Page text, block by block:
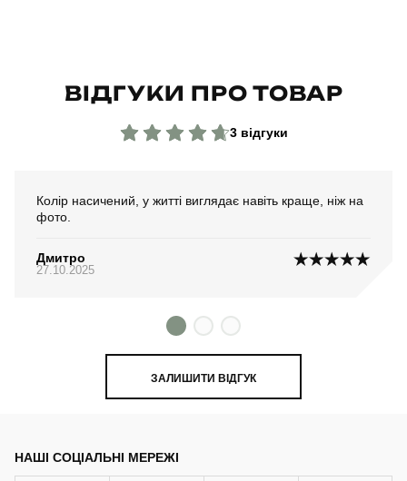
ВІДГУКИ ПРО ТОВАР
3 відгуки
Колір насичений, у житті виглядає навіть краще, ніж на
фото.
Дмитро
27.10.2025
ЗАЛИШИТИ ВІДГУК
НАШІ СОЦІАЛЬНІ МЕРЕЖІ